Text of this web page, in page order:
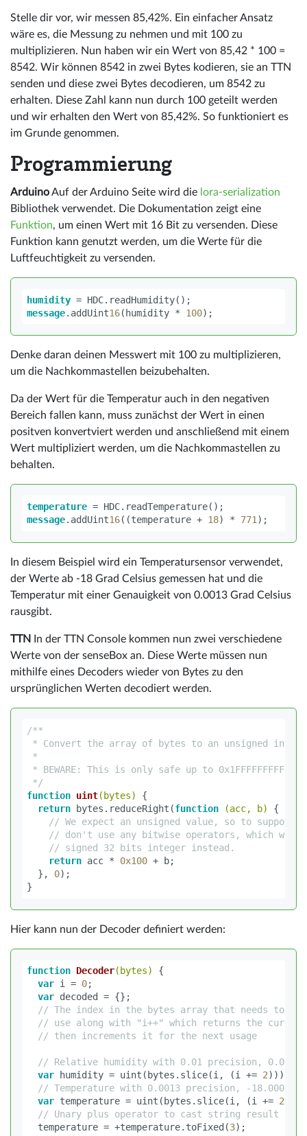
Stelle dir vor, wir messen 85,42%. Ein einfacher Ansatz
wäre es, die Messung zu nehmen und mit 100 zu
multiplizieren. Nun haben wir ein Wert von 85,42 * 100 =
8542. Wir können 8542 in zwei Bytes kodieren, sie an TTN
senden und diese zwei Bytes decodieren, um 8542 zu
erhalten. Diese Zahl kann nun durch 100 geteilt werden
und wir erhalten den Wert von 85,42%. So funktioniert es
im Grunde genommen.
Programmierung
ArduinoAuf der Arduino Seite wird die lora-serialization
Bibliothek verwendet. Die Dokumentation zeigt eine
Funktion, um einen Wert mit 16 Bit zu versenden. Diese
Funktion kann genutzt werden, um die Werte für die
Luftfeuchtigkeit zu versenden.
humidity = HDC. readHumidity();
message. addUint16(humidity * 100);
Denke daran deinen Messwert mit 100 zu multiplizieren,
um die Nachkommastellen beizubehalten.
Da der Wert für die Temperatur auch in den negativen
Bereich fallen kann, muss zunächst der Wert in einen
positven konvertviert werden und anschließend mit einem
Wert multipliziert werden, um die Nachkommastellen zu
behalten.
temperature = HDC. readTemperature();
message. addUint16((temperature + 18) * 771 );
In diesem Beispiel wird ein Temperatursensor verwendet,
der Werte ab -18 Grad Celsius gemessen hat und die
Temperatur mit einer Genauigkeit von 0.0013 Grad Celsius
rausgibt.
TTN
In der TTN Console kommen nun zwei verschiedene
Werte von der senseBox an. Diese Werte müssen nun
mithilfe eines Decoders wieder von Bytes zu den
ursprünglichen Werten decodiert werden.
/**
* Convert the array of bytes to an unsigned
*
* BEWARE: This is only safe up to
*/
function uint( bytes)
{
return
bytes . reduceRight (function (acc, b)
{
// We expect an unsigned value, so to support
// don't use any bitwise operators, which
// signed 32 bits integer instead.
return acc * 0x100 + b;
},
0);
}
Hier kann nun der Decoder definiert werden:
function Decoder( bytes)
{
var i = 0;
var decoded = {};
// The index in the bytes array that needs to be
// use along with "i++" which returns the
// then increments it for the next usage
// Relative humidity with 0.01 precision, 0.00
var
humidity = uint ( bytes . slice(i, (i += 2)))
// Temperature with 0.0013 precision, -18.000
var temperature = uint ( bytes . slice(i, (i += 2)))
// Unary plus operator to cast string result of
temperature = +temperature. toFixed (3);